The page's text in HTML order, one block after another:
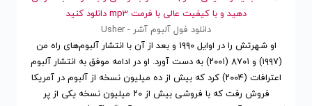
دهید و با کیفیت عالی با فرمت mp3 دانلود کنید
دانلود فول آلبوم آشر - Usher
او شهرتش را در اوایل ۱۹۹۰ و بعد از آن با انتشار آلبوم‌های راه من
(۱۹۹۷) و ۸۷۰۱ (۲۰۰۱) به دست آورد. او در ادامه موفق به انتشار آلبوم
اعترافات (۲۰۰۴) کرد که بیش از ده میلیون نسخه از آلبوم در آمریکا
فروش رفت که با فروشی بیش از ۲۰ میلیون نسخه یکی از پر